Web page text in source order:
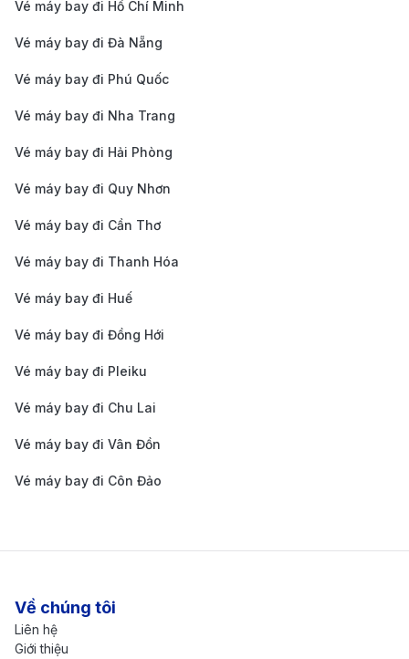
Qatar Airways - Hãng hàng không khai thác chuyến
bay từ Frankfurt đi TP. Hồ Chí Minh (Nguồn: Internet)
cảnh tại Hồng Kông. Hành khách được trải nghiệm
khoang ngồi rộng rãi, tiện nghi hiện đại và thực
đơn đa dạng.
phục vụ tận tình và giải trí trên chuyến bay phong
THAI Airways:
đến chuyến bay quá cảnh tại Bangkok, với dịch vụ
Vé máy bay đi Hồ Chí Minh
Vé máy bay đi Đà Nẵng
Vé máy bay đi Phú Quốc
Vé máy bay đi Nha Trang
Vé máy bay đi Hải Phòng
Vé máy bay đi Quy Nhơn
Vé máy bay đi Cần Thơ
Vé máy bay đi Thanh Hóa
Vé máy bay đi Huế
Vé máy bay đi Đồng Hới
Vé máy bay đi Pleiku
Vé máy bay đi Chu Lai
Vé máy bay đi Vân Đồn
Vé máy bay đi Côn Đảo
Về chúng tôi
Liên hệ
Giới thiệu